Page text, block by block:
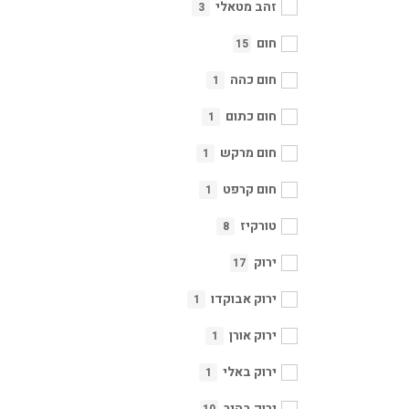
זהב מטאלי 3
חום 15
חום כהה 1
חום כתום 1
חום מרקש 1
חום קרפט 1
טורקיז 8
ירוק 17
ירוק אבוקדו 1
ירוק אורן 1
ירוק באלי 1